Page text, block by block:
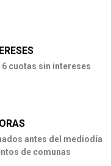
6 cuotas sin intereses
antes del mediodía
de comunas